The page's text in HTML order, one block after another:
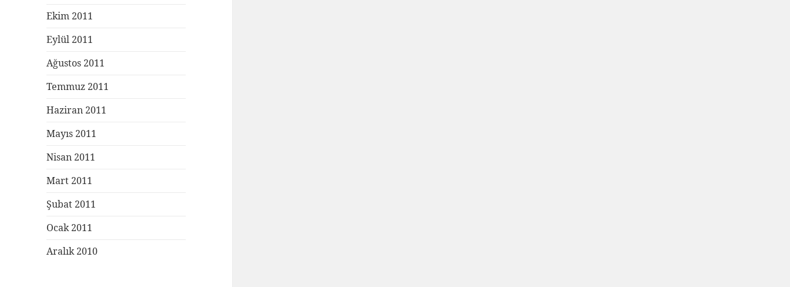
Ekim 2011
Eylül 2011
Ağustos 2011
Temmuz 2011
Haziran 2011
Mayıs 2011
Nisan 2011
Mart 2011
Şubat 2011
Ocak 2011
Aralık 2010